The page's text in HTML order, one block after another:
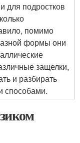
для подростков
помимо
формы они
защелки,
и разбирать
способами.